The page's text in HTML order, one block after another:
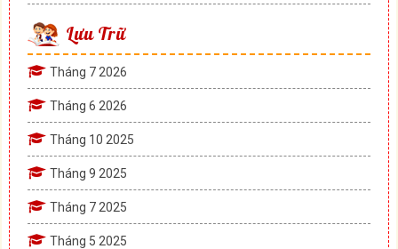
Lưu Trữ
Tháng 7 2026
Tháng 6 2026
Tháng 10 2025
Tháng 9 2025
Tháng 7 2025
Tháng 5 2025